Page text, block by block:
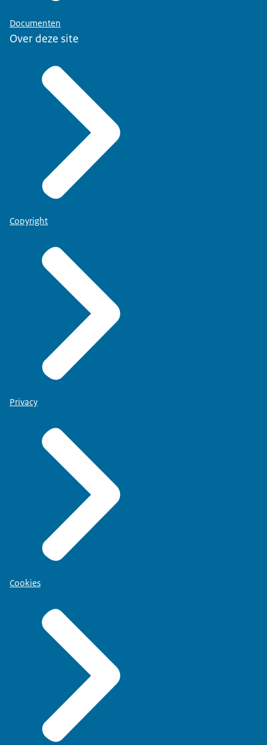
Documenten
Over deze site
Copyright
Privacy
Cookies